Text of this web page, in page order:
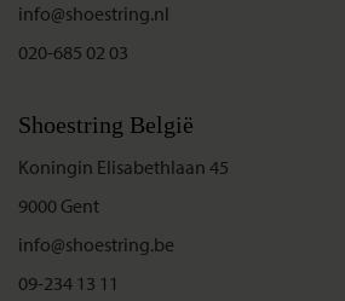
info@shoestring.nl
020-685 02 03
Shoestring België
Koningin Elisabethlaan 45
9000 Gent
info@shoestring.be
09-234 13 11